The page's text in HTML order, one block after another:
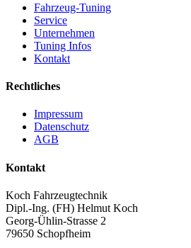
Fahrzeug-Tuning
Service
Unternehmen
Tuning Infos
Kontakt
Rechtliches
Impressum
Datenschutz
AGB
Kontakt
Koch Fahrzeugtechnik
Dipl.-Ing. (FH) Helmut Koch
Georg-Ühlin-Strasse 2
79650 Schopfheim